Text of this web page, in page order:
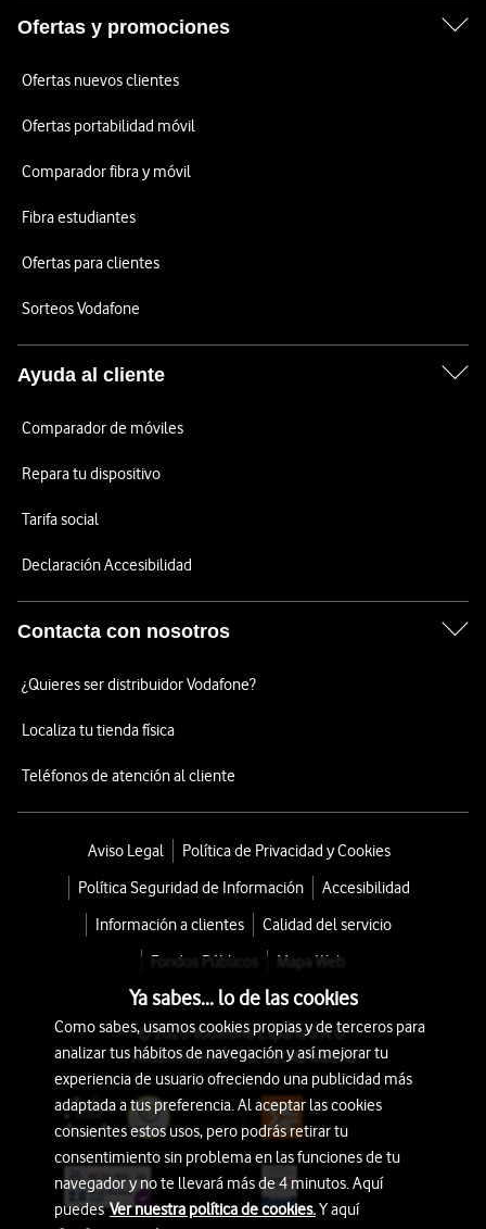
Ofertas y promociones
Ofertas nuevos clientes
Ofertas portabilidad móvil
Comparador fibra y móvil
Fibra estudiantes
Ofertas para clientes
Sorteos Vodafone
Ayuda al cliente
Comparador de móviles
Repara tu dispositivo
Tarifa social
Declaración Accesibilidad
Contacta con nosotros
¿Quieres ser distribuidor Vodafone?
Localiza tu tienda física
Teléfonos de atención al cliente
Aviso Legal
Política de Privacidad y Cookies
Política Seguridad de Información
Accesibilidad
Información a clientes
Calidad del servicio
Fondos Públicos
Mapa Web
© 2026 Vodafone España S.A.U.
Avda. América 115, 28042 Madrid
Ya sabes... lo de las cookies
Como sabes, usamos cookies propias y de terceros para
analizar tus hábitos de navegación y así mejorar tu
experiencia de usuario ofreciendo una publicidad más
adaptada a tus preferencia. Al aceptar las cookies
consientes estos usos, pero podrás retirar tu
consentimiento sin problema en las funciones de tu
navegador y no te llevará más de 4 minutos. Aquí
puedesVer nuestra política de cookies.Y aquí